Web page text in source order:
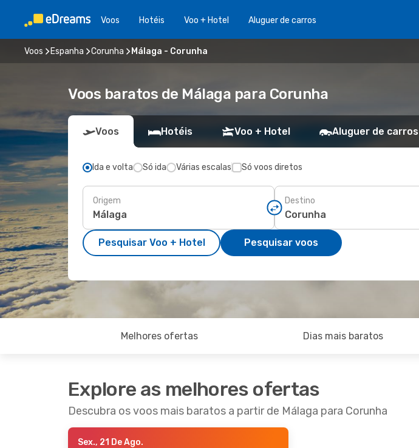
Voos Hotéis Voo + Hotel Aluguer de carros
Voos Espanha Corunha Málaga - Corunha
Voos baratos de Málaga para Corunha
Voos Hotéis Voo + Hotel Aluguer de carros
Ida e volta Só ida Várias escalas Só voos diretos
Origem Destino
Pesquisar Voo + Hotel Pesquisar voos
Melhores ofertas Dias mais baratos
Explore as melhores ofertas
Descubra os voos mais baratos a partir de Málaga para Corunha
Sex., 21 De Ago.